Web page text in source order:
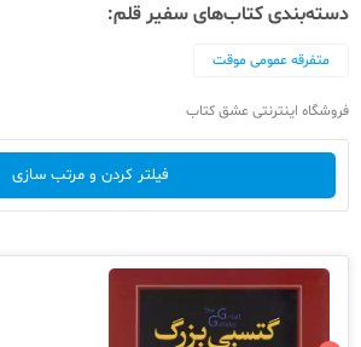
دسته‌بندی کتاب‌های سفیر قلم:
متفرقه عمومی موقت
فروشگاه اینترنتی عشق کتاب
فیلتر کردن و مرتب سازی